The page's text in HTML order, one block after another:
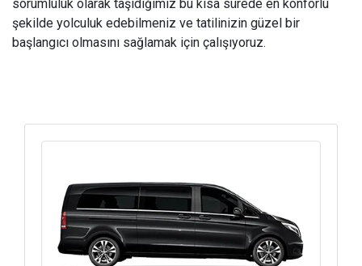
sorumluluk olarak taşıdığımız bu kısa sürede en konforlu
şekilde yolculuk edebilmeniz ve tatilinizin güzel bir
başlangıcı olmasını sağlamak için çalışıyoruz.